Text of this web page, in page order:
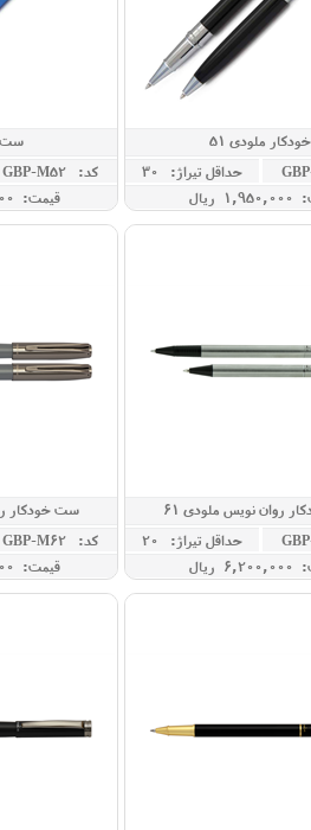
خودکار ملودی 51
حداقل تيراژ: 30
ست
کد: GBP-M52
قیمت: 1,950,000 ريال
روان نویس ملودی 61
حداقل تيراژ: 20
ست خودکار
کد: GBP-M62
قیمت: 7,400,000 ريال